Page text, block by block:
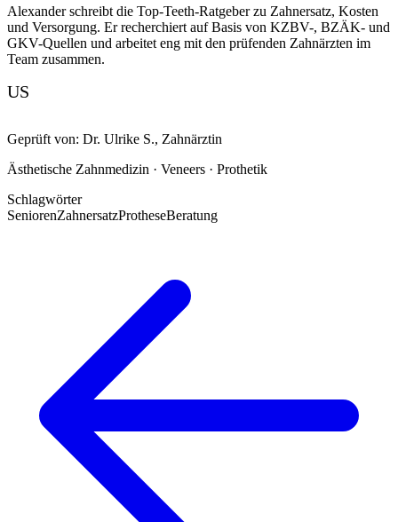
Alexander schreibt die Top-Teeth-Ratgeber zu Zahnersatz, Kosten
und Versorgung. Er recherchiert auf Basis von KZBV-, BZÄK- und
GKV-Quellen und arbeitet eng mit den prüfenden Zahnärzten im
Team zusammen.
US
Geprüft von: Dr. Ulrike S., Zahnärztin
Ästhetische Zahnmedizin · Veneers · Prothetik
Schlagwörter
SeniorenZahnersatzProtheseBeratung